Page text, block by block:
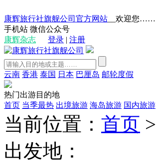
康辉旅行社旗舰公司官方网站 __欢迎您……
手机站 微信公众号
康辉杂志
登录 | 注册
云南 香港 泰国 日本 巴厘岛 邮轮度假
热门出游目的地
首页 当季最热 出境旅游 海岛旅游 国内旅游
当前位置： 首页 >
出发地：